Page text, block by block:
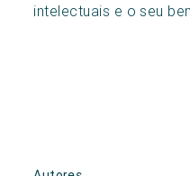
intelectuais e o seu